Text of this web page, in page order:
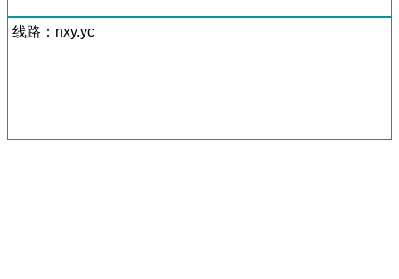
线路：nxy.yc